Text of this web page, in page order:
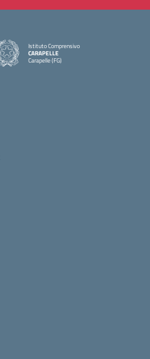
Istituto Comprensivo
CARAPELLE
Carapelle (FG)
— Visita la pagina iniziale della scuola